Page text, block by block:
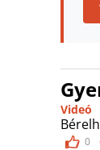
Videó
0